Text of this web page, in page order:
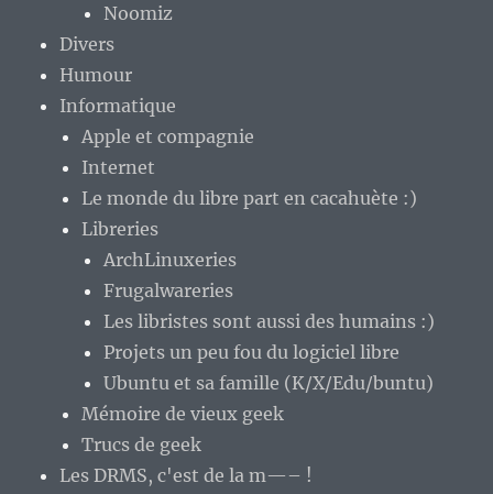
Noomiz
Divers
Humour
Informatique
Apple et compagnie
Internet
Le monde du libre part en cacahuète :)
Libreries
ArchLinuxeries
Frugalwareries
Les libristes sont aussi des humains :)
Projets un peu fou du logiciel libre
Ubuntu et sa famille (K/X/Edu/buntu)
Mémoire de vieux geek
Trucs de geek
Les DRMS, c'est de la m—– !